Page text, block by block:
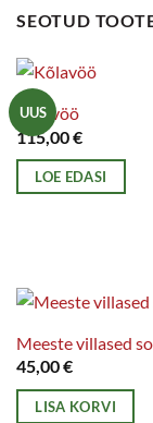
SEOTUD
UUS
Kõlavöö
115,00€
LOE EDASI
Meeste villased
45,00€
LISA KORVI